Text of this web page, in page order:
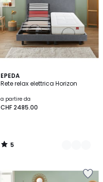
EPEDA
Rete relax elettrica Horizon
a partire da
CHF 2485.00
5
/
3
Colori
5
/